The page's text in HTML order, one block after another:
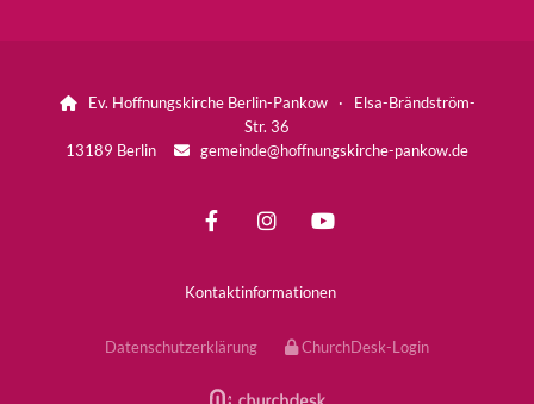
Ev. Hoffnungskirche Berlin-Pankow · Elsa-Brändström-
Str. 36
13189 Berlin
 gemeinde@hoffnungskirche-pankow.de
Kontaktinformationen
Datenschutzerklärung ChurchDesk-Login